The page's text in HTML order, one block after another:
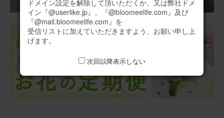
で立派なお花が届きましたと感謝の連絡をすぐにいただき
ました。
【お悔やみ・お供えの花】アレンジメント(白)Mサイズ
2026/05/19
ドメイン設定を解除して頂いただくか、又は弊社ドメ
イン『@userlike.jp』、『@bloomeelife.com』及び
『@mail.bloomeelife.com』を
受信リストに加えていただきますよう、お願い申し上
げます。
次回以降表示しない